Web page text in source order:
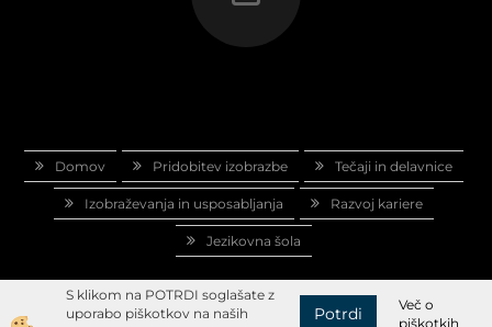
Domov Pridobitev izobrazbe Tečaji in delavnice
Izobraževanja in usposabljanja Razvoj kariere
Jezikovna šola
S klikom na POTRDI soglašate z
uporabo piškotkov na naših
Potrdi
Več o
piškotkih